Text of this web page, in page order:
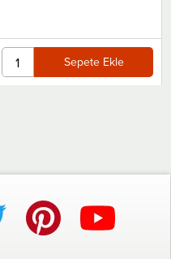
Sepete Ekle